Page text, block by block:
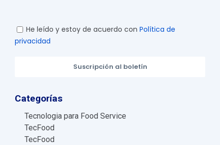
He leído y estoy de acuerdo con Política de
privacidad
Suscripción al boletín
Categorías
Tecnologia para Food Service
TecFood
TecFood